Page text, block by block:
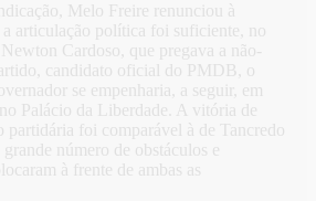
Melo Freire renunciou à
articulação política foi suficiente, no
Cardoso, que pregava a não-
candidato oficial do PMDB, o
se empenharia, a seguir, em
Palácio da Liberdade. A vitória de
partidária foi comparável à de Tancredo
número de obstáculos e
à frente de ambas as